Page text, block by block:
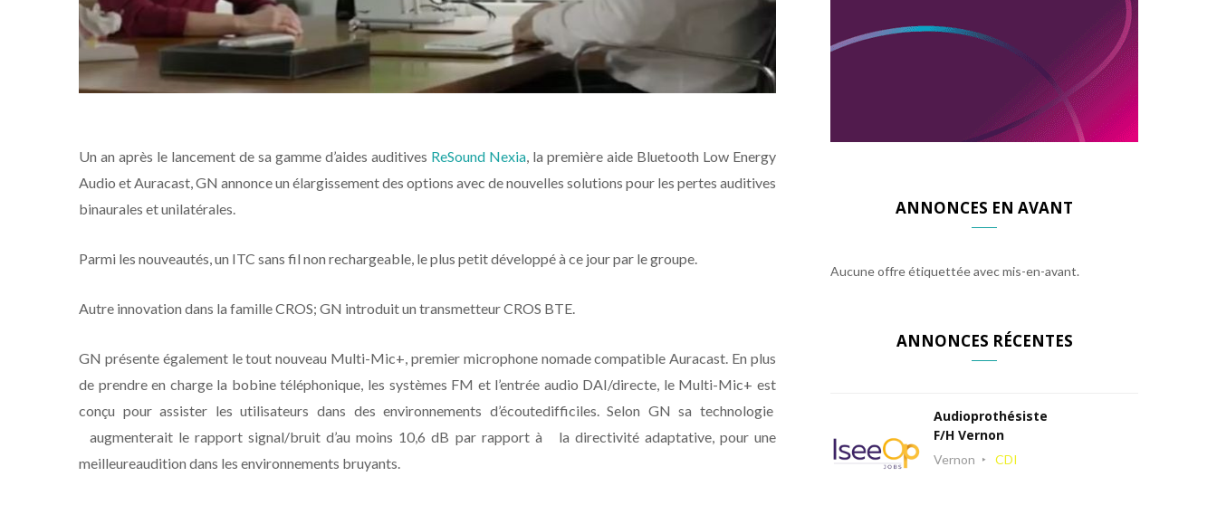
Un an après le lancement de sa gamme d’aides auditives ReSound Nexia, la première aide Bluetooth Low Energy
Audio et Auracast, GN annonce un élargissement des options avec de nouvelles solutions pour les pertes auditives
binaurales et unilatérales.
Parmi les nouveautés, un ITC sans fil non rechargeable, le plus petit développé à ce jour par le groupe.
Autre innovation dans la famille CROS; GN introduit un transmetteur CROS BTE.
GN présente également le tout nouveau Multi-Mic+, premier microphone nomade compatible Auracast. En plus
de prendre en charge la bobine téléphonique, les systèmes FM et l’entrée audio DAI/directe, le Multi-Mic+ est
conçu pour assister les utilisateurs dans des environnements d’écoutedifficiles. Selon GN sa technologie
augmenterait le rapport signal/bruit d’au moins 10,6 dB par rapport à la directivité adaptative, pour une
meilleureaudition dans les environnements bruyants.
ANNONCES EN AVANT
Aucune offre étiquettée avec mis-en-avant.
ANNONCES RÉCENTES
Audioprothésiste
F/H Vernon
Vernon CDI